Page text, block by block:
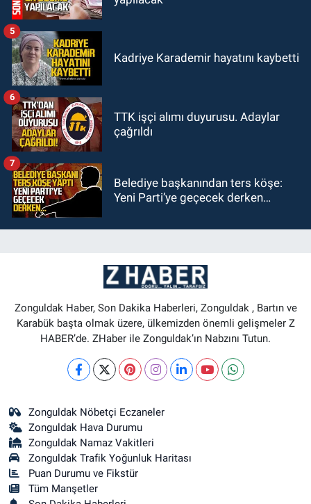
Kadriye Karademir hayatını kaybetti
5
TTK işçi alımı duyurusu. Adaylar
çağrıldı
6
Belediye başkanından ters köşe:
Yeni Parti’ye geçecek derken…
7
Zonguldak Haber, Son Dakika Haberleri, Zonguldak , Bartın ve
Karabük başta olmak üzere, ülkemizden önemli gelişmeler Z
HABER’de. ZHaber ile Zonguldak’ın Nabzını Tutun.
Zonguldak Nöbetçi Eczaneler
Zonguldak Hava Durumu
Zonguldak Namaz Vakitleri
Zonguldak Trafik Yoğunluk Haritası
Puan Durumu ve Fikstür
Tüm Manşetler